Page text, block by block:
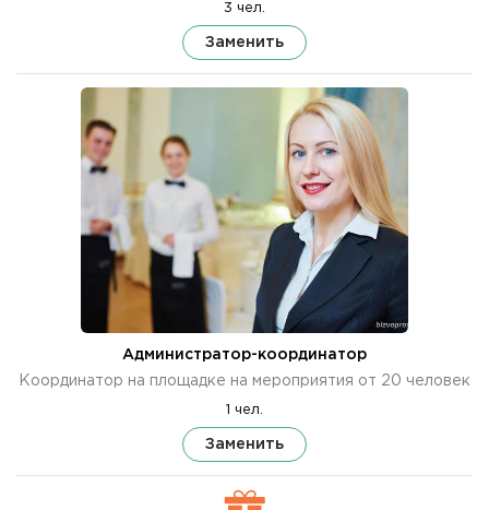
3 чел.
Заменить
Администратор-координатор
Координатор на площадке на мероприятия от 20 человек
1 чел.
Заменить